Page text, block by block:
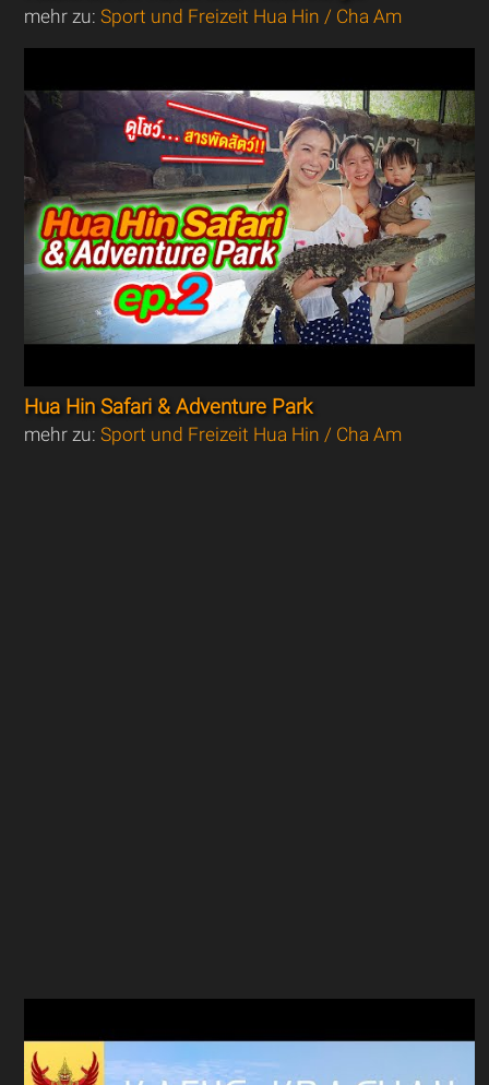
mehr zu:Sport und Freizeit Hua Hin / Cha Am
Hua Hin Safari & Adventure Park
mehr zu:Sport und Freizeit Hua Hin / Cha Am